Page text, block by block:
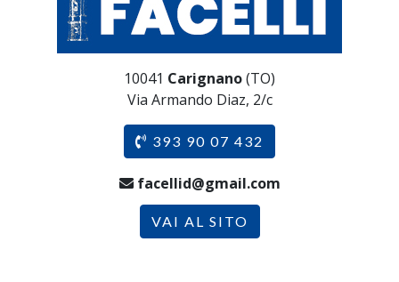
10041 Carignano(TO)
Via Armando Diaz, 2/c
393 90 07 432
facellid@gmail.com
VAI AL SITO